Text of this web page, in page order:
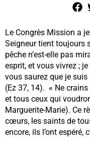
Le Congrès Mission a
Seigneur tient toujours
pêche n’est-elle pas
esprit, et vous vivrez ;
vous saurez que je suis
(Ez 37, 14). « Ne
et tous ceux qui
Marguerite-Marie). Ce
cœurs, les saints de
encore, ils l’ont espéré,